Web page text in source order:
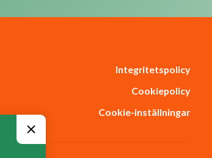
Integritetspolicy
Cookiepolicy
Cookie-inställningar